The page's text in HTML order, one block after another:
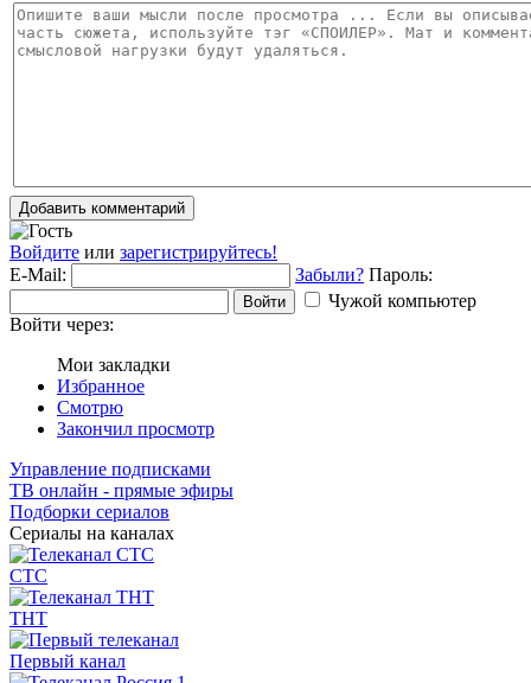
Добавить комментарий
Войдите или зарегистрируйтесь!
E-Mail:
Забыли? Пароль:
Войти
Чужой компьютер
Войти через:
Мои закладки
Избранное
Смотрю
Закончил просмотр
Управление подписками
ТВ онлайн - прямые эфиры
Подборки сериалов
Сериалы на каналах
СТС
ТНТ
Первый канал